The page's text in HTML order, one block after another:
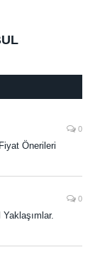
0
Önerileri
0